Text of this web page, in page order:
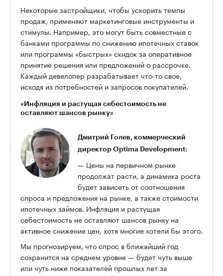
Некоторые застройщики, чтобы ускорить темпы
продаж, применяют маркетинговые инструменты и
стимулы. Например, это могут быть совместные с
банками программы по снижению ипотечных ставок
или программы «быстрых» скидок за оперативное
принятие решения или предложений о рассрочке.
Каждый девелопер разрабатывает что-то свое,
исходя из потребностей и запросов покупателей.
«Инфляция и растущая себестоимость не
оставляют шансов рынку»
Дмитрий Голев , коммерческий
директор Optima Development:
— Цены на первичном рынке
продолжат расти, а динамика роста
будет зависеть от соотношения
спроса и предложения на рынке, а также стоимости
ипотечных займов. Инфляция и растущая
себестоимость не оставляют шансов рынку на
активное снижение цен, хотя многие хотели бы этого.
Мы прогнозируем, что спрос в ближайший год
сохранится на среднем уровне — будет чуть выше
или чуть ниже показателей прошлых лет за